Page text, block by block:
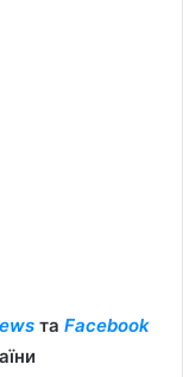
та Facebook